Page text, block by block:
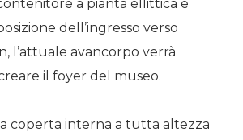
a pianta ellittica e
dell’ingresso verso
l’attuale avancorpo verrà
il foyer del museo.
coperta interna a tutta altezza